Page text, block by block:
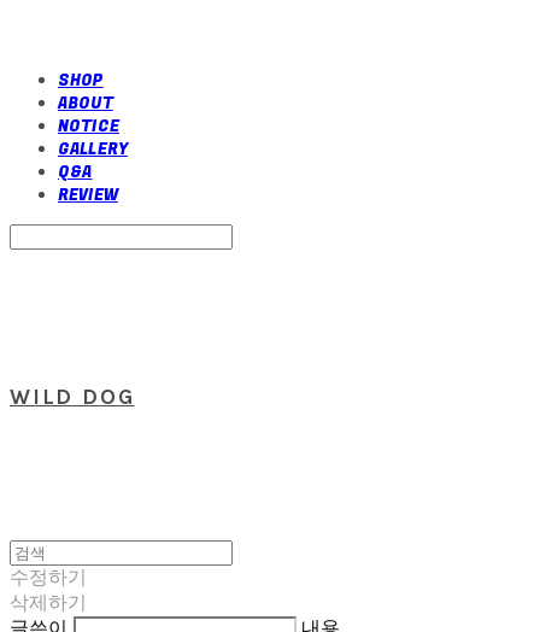
SHOP
ABOUT
NOTICE
GALLERY
Q&A
REVIEW
WILD DOG
수정하기
삭제하기